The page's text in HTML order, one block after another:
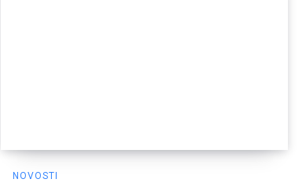
NOVOSTI